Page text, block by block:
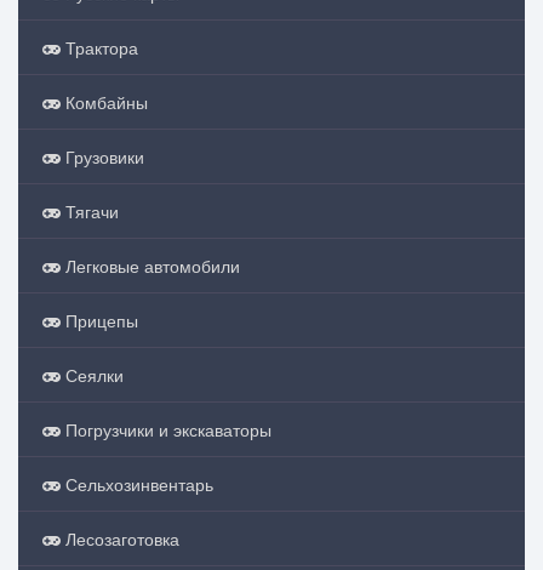
Трактора
Комбайны
Грузовики
Тягачи
Легковые автомобили
Прицепы
Сеялки
Погрузчики и экскаваторы
Сельхозинвентарь
Лесозаготовка